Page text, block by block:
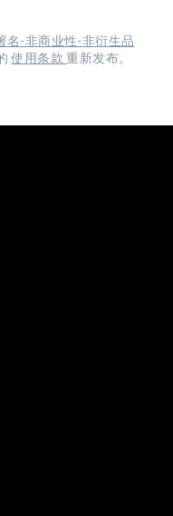
名-非商业性-非衍生品
使用条款重新发布。